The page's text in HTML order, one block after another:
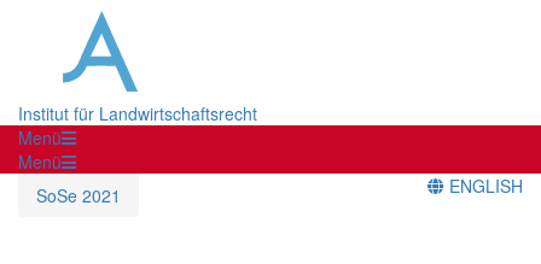
Institut für Landwirtschaftsrecht
Menü
Menü
SoSe 2021
ENGLISH